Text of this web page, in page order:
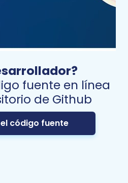
fuente en línea
de Github
código fuente